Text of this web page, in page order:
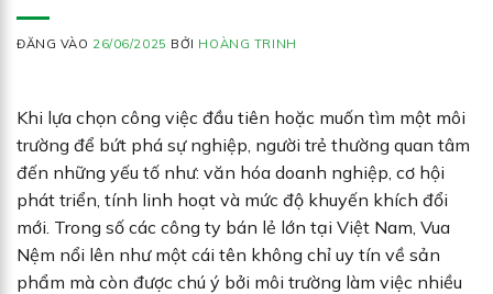
ĐĂNG VÀO 26/06/2025 BỞI HOÀNG TRINH
Khi lựa chọn công việc đầu tiên hoặc muốn tìm một môi
trường để bứt phá sự nghiệp, người trẻ thường quan tâm
đến những yếu tố như: văn hóa doanh nghiệp, cơ hội
phát triển, tính linh hoạt và mức độ khuyến khích đổi
mới. Trong số các công ty bán lẻ lớn tại Việt Nam, Vua
Nệm nổi lên như một cái tên không chỉ uy tín về sản
phẩm mà còn được chú ý bởi môi trường làm việc nhiều